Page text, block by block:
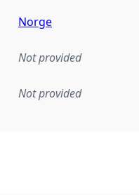
Norge
Not provided
rule or other
Not provided